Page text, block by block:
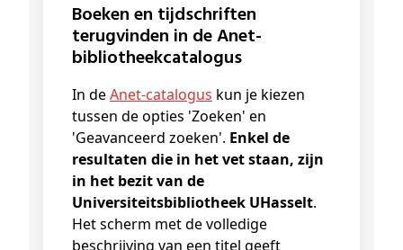
Boeken en tijdschriften
terugvinden in de Anet-
bibliotheekcatalogus
In deAnet-catalogus kun je kiezen
tussen de opties 'Zoeken' en
'Geavanceerd zoeken'. Enkel de
resultaten die in het vet staan, zijn
in het bezit van de
Universiteitsbibliotheek UHasselt.
Het scherm met de volledige
beschrijving van een titel geeft